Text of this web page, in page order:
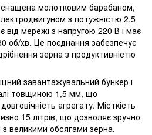
молотковим барабаном,
з потужністю 2,5
мережі з напругою 220 В і має
об/хв. Це поєднання забезпечує
зерна з продуктивністю
завантажувальний бункер і
товщиною 1,5 мм, що
агрегату. Місткість
15 літрів, що дозволяє зручно
великими обсягами зерна.